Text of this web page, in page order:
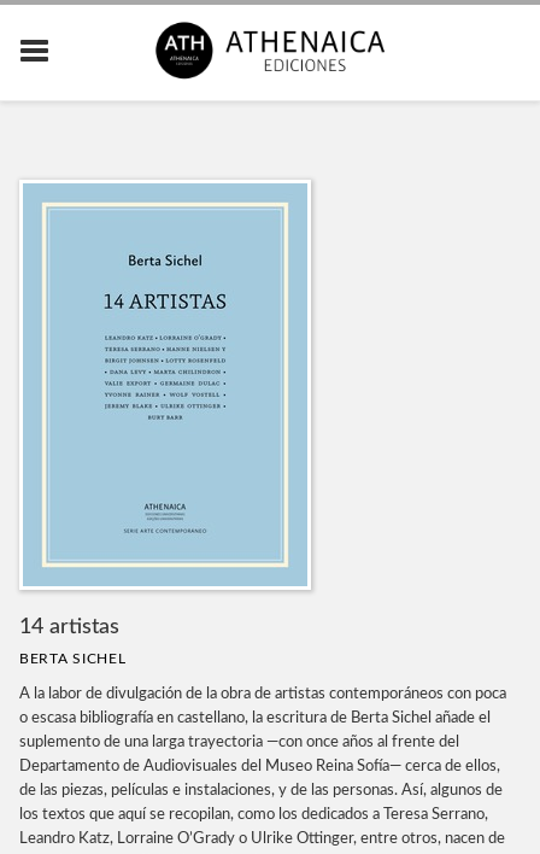
14 artistas
BERTA SICHEL
A la labor de divulgación de la obra de artistas contemporáneos con poca
o escasa bibliografía en castellano, la escritura de Berta Sichel añade el
suplemento de una larga trayectoria —con once años al frente del
Departamento de Audiovisuales del Museo Reina Sofía— cerca de ellos,
de las piezas, películas e instalaciones, y de las personas. Así, algunos de
los textos que aquí se recopilan, como los dedicados a Teresa Serrano,
Leandro Katz, Lorraine O’Grady o Ulrike Ottinger, entre otros, nacen de